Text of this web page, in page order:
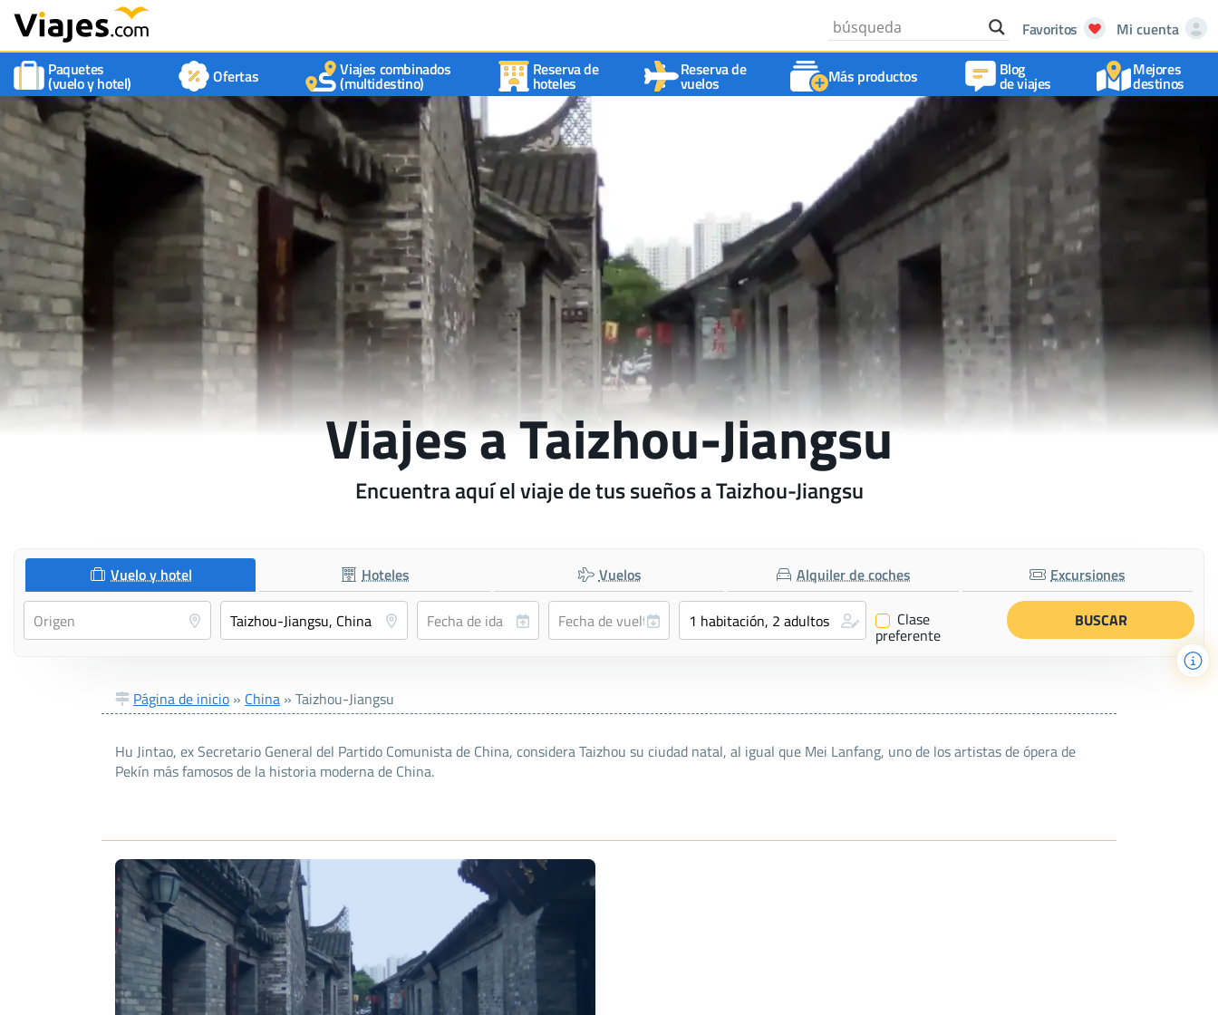
Favoritos
Mi cuenta
Paquetes
(vuelo y hotel) Ofertas Viajes combinados
(multidestino)
Reserva de
hoteles
Reserva de
vuelos Más productos Blog
de viajes
Mejores
destinos
Viajes a Taizhou-Jiangsu
Encuentra aquí el viaje de tus sueños a Taizhou-Jiangsu
Vuelo y hotel Hoteles Vuelos Alquiler de coches Excursiones
✔ Clase
preferente
Página de inicio » China » Taizhou-Jiangsu
Hu Jintao, ex Secretario General del Partido Comunista de China, considera Taizhou su ciudad natal, al igual que Mei Lanfang, uno de los artistas de ópera de
Pekín más famosos de la historia moderna de China.